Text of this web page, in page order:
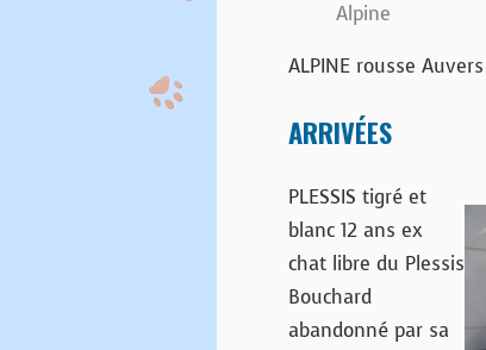
Alpine
ALPINE rousse
ARRIVÉES
PLESSIS tigré et
blanc 12 ans ex
chat libre du Plessis
Bouchard
abandonné par sa